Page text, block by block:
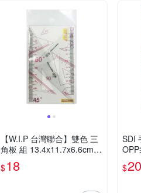
【W.I.P 台灣聯合】雙色 三
角板 組 13.4x11.7x6.6cm 2
支入 / 組 NO.HA401-33
$18
SDI 手牌
隨
$20